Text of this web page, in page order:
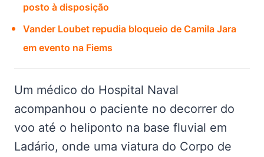
posto à disposição
Vander Loubet repudia bloqueio de Camila Jara
em evento na Fiems
Um médico do Hospital Naval
acompanhou o paciente no decorrer do
voo até o heliponto na base fluvial em
Ladário, onde uma viatura do Corpo de